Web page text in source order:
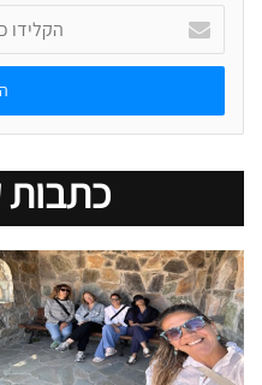
הקלידו
כתובת
אימייל
כתבות